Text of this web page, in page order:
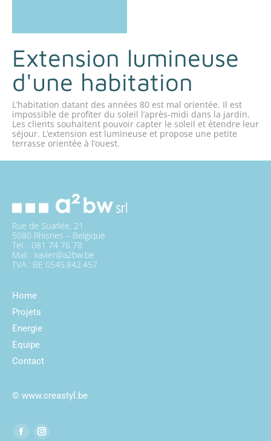
Extension lumineuse
d'une habitation
L’habitation datant des années 80 est mal orientée. Il est
impossible de profiter du soleil l’après-midi dans la jardin.
Les clients souhaitent pouvoir capter le soleil et étendre leur
séjour. L’extension est lumineuse et propose une petite
terrasse orientée à l’ouest.
Rue de Suarlée, 21
5080 Rhisnes – Belgique
Tel. : 081 74 76 78
Mail : xavier@a2bw.be
TVA : BE 0545.842.457
Home
Projets
Energie
Equipe
Contact
© www.creastyl.be